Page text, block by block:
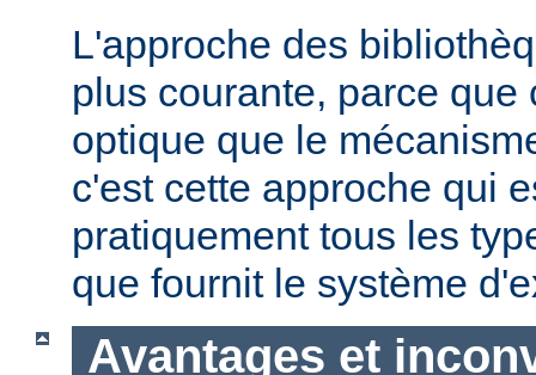
L'approche des
plus courante, parce que
optique que le
c'est cette approche qui
pratiquement tous les
que fournit le système
Avantages et